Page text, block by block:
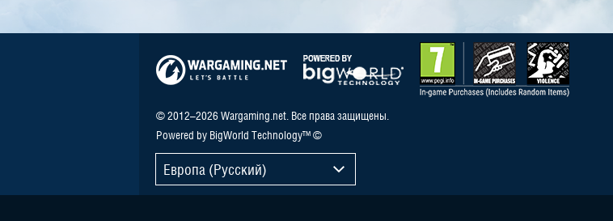
© 2012–2026 Wargaming.net. Все права защищены.
Powered by BigWorld Technology™ ©
Европа (Русский)